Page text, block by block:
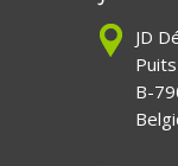
JD
B-